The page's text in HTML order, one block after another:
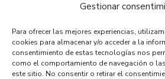
Gestionar
Para ofrecer las mejores experiencias,
cookies para almacenar y/o acceder a la
consentimiento de estas tecnologías nos
como el comportamiento de navegación o
este sitio. No consentir o retirar el
Oficina 9, San Miguel.
Horario: